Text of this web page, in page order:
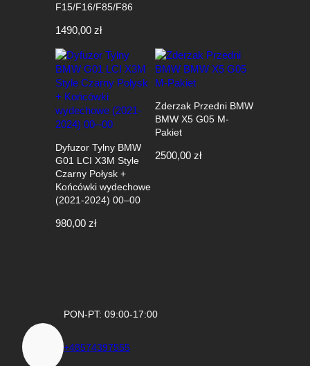
F15/F16/F85/F86
1490,00 zł
Dyfuzor Tylny BMW
G01 LCI X3M Style
Czarny Połysk +
Końcówki wydechowe
(2021-2024) 00–00
980,00 zł
Zderzak Przedni BMW
BMW X5 G05 M-
Pakiet
2500,00 zł
PON-PT: 09:00-17:00
+48574397555